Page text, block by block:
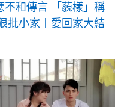
不和傳言 「藐樣」稱
批小家丨愛回家大結